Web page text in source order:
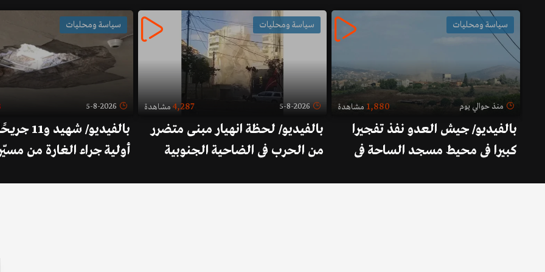
سياسة ومحليات
منذ حوالي يوم 1,880 مشاهدة
بالفيديو/ جيش العدو نفذ تفجيرا
كبيرا في محيط مسجد الساحة في
سياسة ومحليات
5-8-2026
4,287 مشاهدة
بالفيديو/ لحظة انهيار مبنى متضرر
من الحرب في الضاحية الجنوبية
سياسة ومحليات
5-8-2026
بالفيديو/
أولية جراء الغارة من